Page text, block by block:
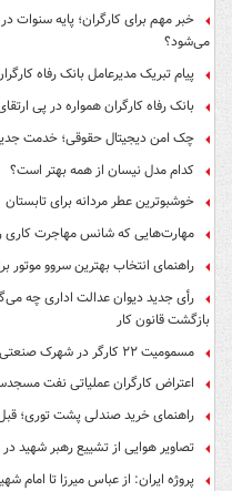
خبر مهم برای کارگران؛ پایه سنوات
می‌شود؟
پیام تبریک مدیرعامل بانک رفاه
بانک رفاه کارگران همواره در پی
چک امن دیجیتال حقوقی؛ خدمت جدید
کدام مدل نیسان از همه بهتر است؟
خوشبوترین عطر مردانه برای تابستان
مهارت‌هایی که شانس مهاجرت کاری را
راهنمای انتخاب بهترین سروو موتور
رأی جدید دیوان عدالت اداری چه
بازگشت قانون کار
مسمومیت ۲۲ کارگر در شهرک صنعتی سعیدآباد گلپایگان بر اثر نشت گاز کلر
اعتراض کارگران عملیاتی نفت
راهنمای خرید صندلی پشت توری؛ قبل
تصاویر هوایی از تشییع رهبر شهید
پروژه ایران: از عباس میرزا تا امام